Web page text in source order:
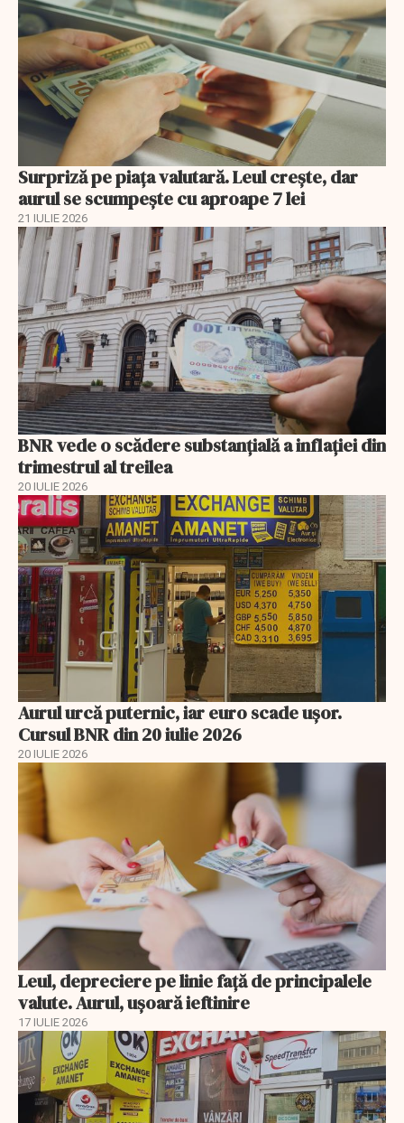
Surpriză pe piața valutară. Leul crește, dar
aurul se scumpește cu aproape 7 lei
21 IULIE 2026
BNR vede o scădere substanţială a inflaţiei din
trimestrul al treilea
20 IULIE 2026
Aurul urcă puternic, iar euro scade ușor.
Cursul BNR din 20 iulie 2026
20 IULIE 2026
Leul, depreciere pe linie faţă de principalele
valute. Aurul, uşoară ieftinire
17 IULIE 2026